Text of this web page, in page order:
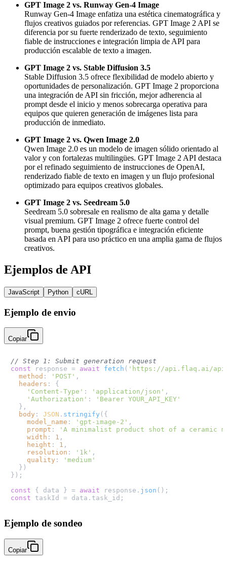
GPT Image 2 vs. Runway Gen-4 Image
Runway Gen-4 Image enfatiza una estética cinematográfica y
flujos creativos guiados por referencias. GPT Image 2 API se
diferencia por su fuerte renderizado de texto, seguimiento
fiable de instrucciones e integración limpia de API para
producción escalable de texto a imagen.
GPT Image 2 vs. Stable Diffusion 3.5
Stable Diffusion 3.5 ofrece flexibilidad de modelo abierto y
oportunidades de personalización. GPT Image 2 proporciona
una integración de API sin fricción, mejor adherencia al
prompt desde el inicio y menos sobrecarga operativa para
equipos que quieren generación de imágenes lista para
producción de inmediato.
GPT Image 2 vs. Qwen Image 2.0
Qwen Image 2.0 es un modelo de imagen sólido orientado al
valor y con fortalezas multilingües. GPT Image 2 API destaca
por el refinado seguimiento de instrucciones de OpenAI,
renderizado fiable de texto en imagen y un flujo profesional
optimizado para equipos creativos globales.
GPT Image 2 vs. Seedream 5.0
Seedream 5.0 sobresale en realismo de alta gama y detalle
visual premium. GPT Image 2 ofrece fuerte control del
prompt, buena gestión tipográfica e integración eficiente
basada en API para uso práctico en una amplia gama de flujos
creativos.
Ejemplos de API
JavaScript Python cURL
Ejemplo de envio
Copiar
// Step 1: Submit generation request
const response = await fetch ( 'https://api.flaq.ai/api/
method : 'POST' ,
headers : {
'Content-Type' : 'application/json' ,
'Authorization' :
'Bearer YOUR_API_KEY'
  },
body : JSON . stringify ({
model_name : 'gpt-image-2' ,
prompt :
'A minimalist product shot of a ceramic
width : 1 ,
height : 1 ,
resolution : '1k' ,
quality :
'medium'
  })
});
const { data } = await response. json
const taskId = data. task_id
Ejemplo de sondeo
Copiar